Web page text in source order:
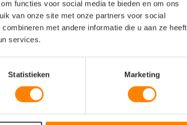
functies voor social media te bieden en om ons
van onze site met onze partners voor social
met andere informatie die u aan ze heeft
services.
Statistieken Marketing